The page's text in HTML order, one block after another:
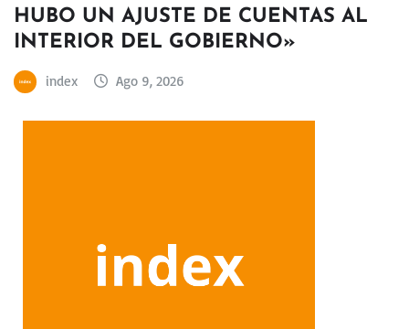
HUBO UN AJUSTE DE CUENTAS AL
INTERIOR DEL GOBIERNO»
index Ago 9, 2026